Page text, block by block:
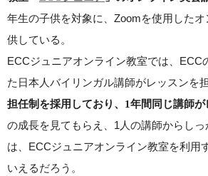
年生の子供を対象に、Zoomを使用した
供している。
ECCジュニアオンライン教室では、ECC
た日本人バイリンガル講師がレッスンを
担任制を採用しており、1年間同じ講師が
の成長を見てもらえ、1人の講師からし
は、ECCジュニアオンライン教室を利用
いえるだろう。